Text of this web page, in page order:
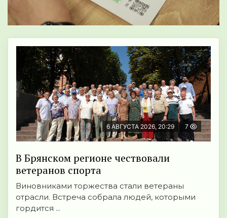
6 АВГУСТА 2026, 20:29 7
В Брянском регионе чествовали
ветеранов спорта
Виновниками торжества стали ветераны
отрасли. Встреча собрала людей, которыми
гордится ...